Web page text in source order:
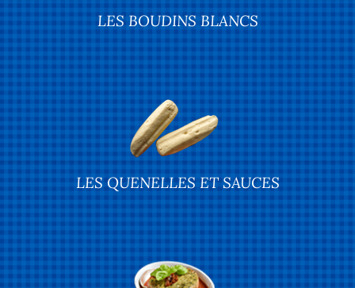
LES BOUDINS BLANCS
LES QUENELLES ET SAUCES